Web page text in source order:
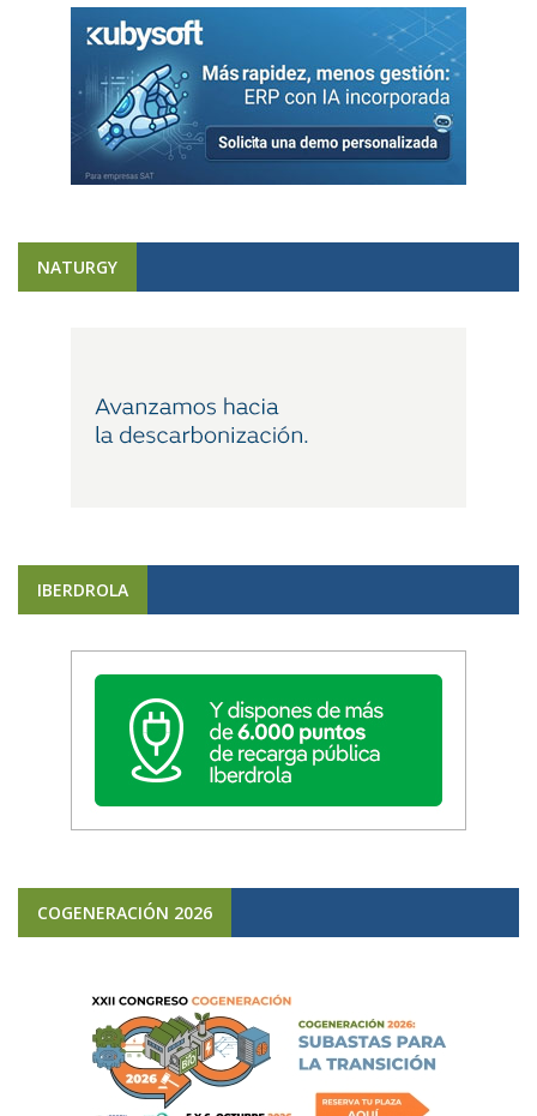
NATURGY
IBERDROLA
COGENERACIÓN 2026